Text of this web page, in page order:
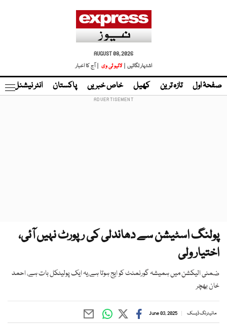
AUGUST 08, 2026
اشتہار لگائیں |
لائیو ٹی وی | آج کا اخبار
صفحۂ اول تازہ ترین کھیل خاص خبریں پاکستان انٹر نیشنل
پولنگ اسٹیشن سے دھاندلی کی رپورٹ نہیں آئی،
اختیار ولی
ضمنی الیکشن میں ہمیشہ گورنمنٹ کو ایج ہوتا ہے،یہ ایک پولیٹکل بات ہے، احمد
خان بھچر
مانیٹرنگ ڈیسک June 03, 2025